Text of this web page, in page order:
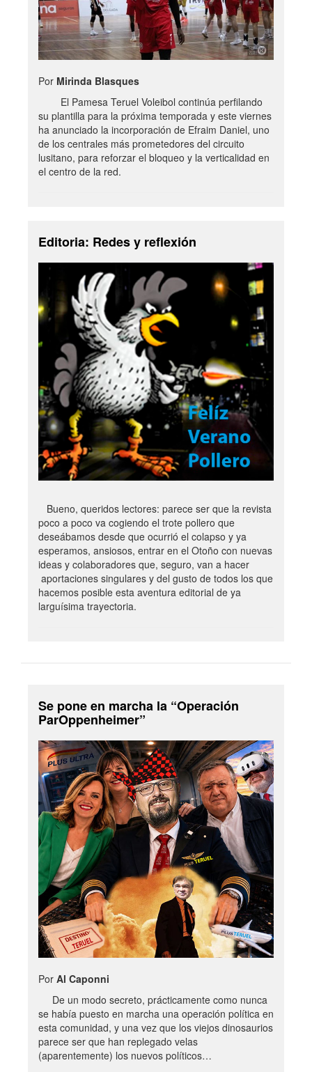
Por Mirinda Blasques
El Pamesa Teruel Voleibol continúa perfilando
su plantilla para la próxima temporada y este viernes
ha anunciado la incorporación de Efraim Daniel, uno
de los centrales más prometedores del circuito
lusitano, para reforzar el bloqueo y la verticalidad en
el centro de la red.
Editoria: Redes y reflexión
Bueno, queridos lectores: parece ser que la revista
poco a poco va cogiendo el trote pollero que
deseábamos desde que ocurrió el colapso y ya
esperamos, ansiosos, entrar en el Otoño con nuevas
ideas y colaboradores que, seguro, van a hacer
aportaciones singulares y del gusto de todos los que
hacemos posible esta aventura editorial de ya
larguísima trayectoria.
Se pone en marcha la “Operación
ParOppenheimer”
Por Al Caponni
De un modo secreto, prácticamente como nunca
se había puesto en marcha una operación política en
esta comunidad, y una vez que los viejos dinosaurios
parece ser que han replegado velas
(aparentemente) los nuevos políticos…